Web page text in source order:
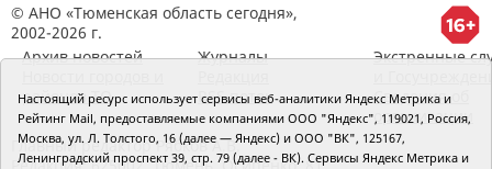
© АНО «Тюменская область сегодня»,
2002-2026 г.
Архив новостей
районов ТО
Журналы
RSS поток
Экстренные
Сведения об
организации
Главный редактор Рябков А.В.
Настоящий ресурс использует сервисы веб-аналитики Яндекс Метрика и
Рейтинг Mail, предоставляемые компаниями ООО "Яндекс", 119021, Россия,
Москва, ул. Л. Толстого, 16 (далее — Яндекс) и ООО "ВК", 125167,
Ленинградский проспект 39, стр. 79 (далее - ВК). Сервисы Яндекс Метрика и